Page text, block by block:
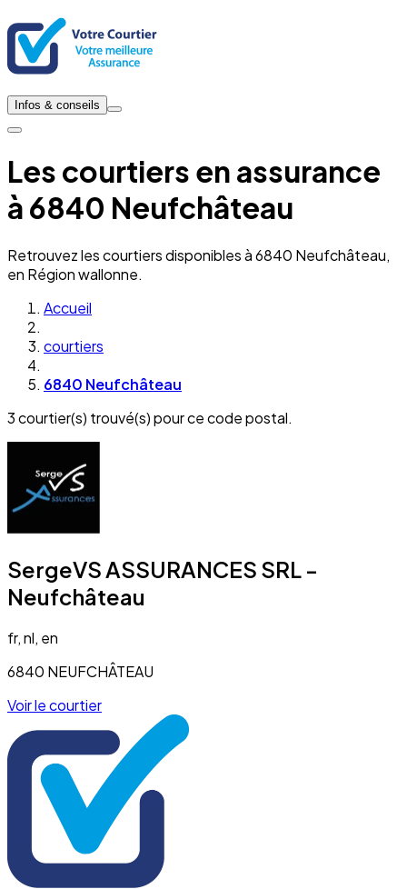
Infos & conseils
Les courtiers en assurance
à 6840 Neufchâteau
Retrouvez les courtiers disponibles à 6840 Neufchâteau,
en Région wallonne.
Accueil
courtiers
6840 Neufchâteau
3 courtier(s) trouvé(s) pour ce code postal.
SergeVS ASSURANCES SRL -
Neufchâteau
fr, nl, en
6840 NEUFCHÂTEAU
Voir le courtier